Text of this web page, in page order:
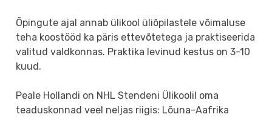
Õpingute ajal annab ülikool üliõpilastele võimaluse
teha koostööd ka päris ettevõtetega ja praktiseerida
valitud valdkonnas. Praktika levinud kestus on 3-10
kuud.
Peale Hollandi on NHL Stendeni Ülikoolil oma
teaduskonnad veel neljas riigis: Lõuna-Aafrika